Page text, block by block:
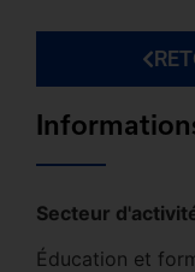
Secteur
Éducation et